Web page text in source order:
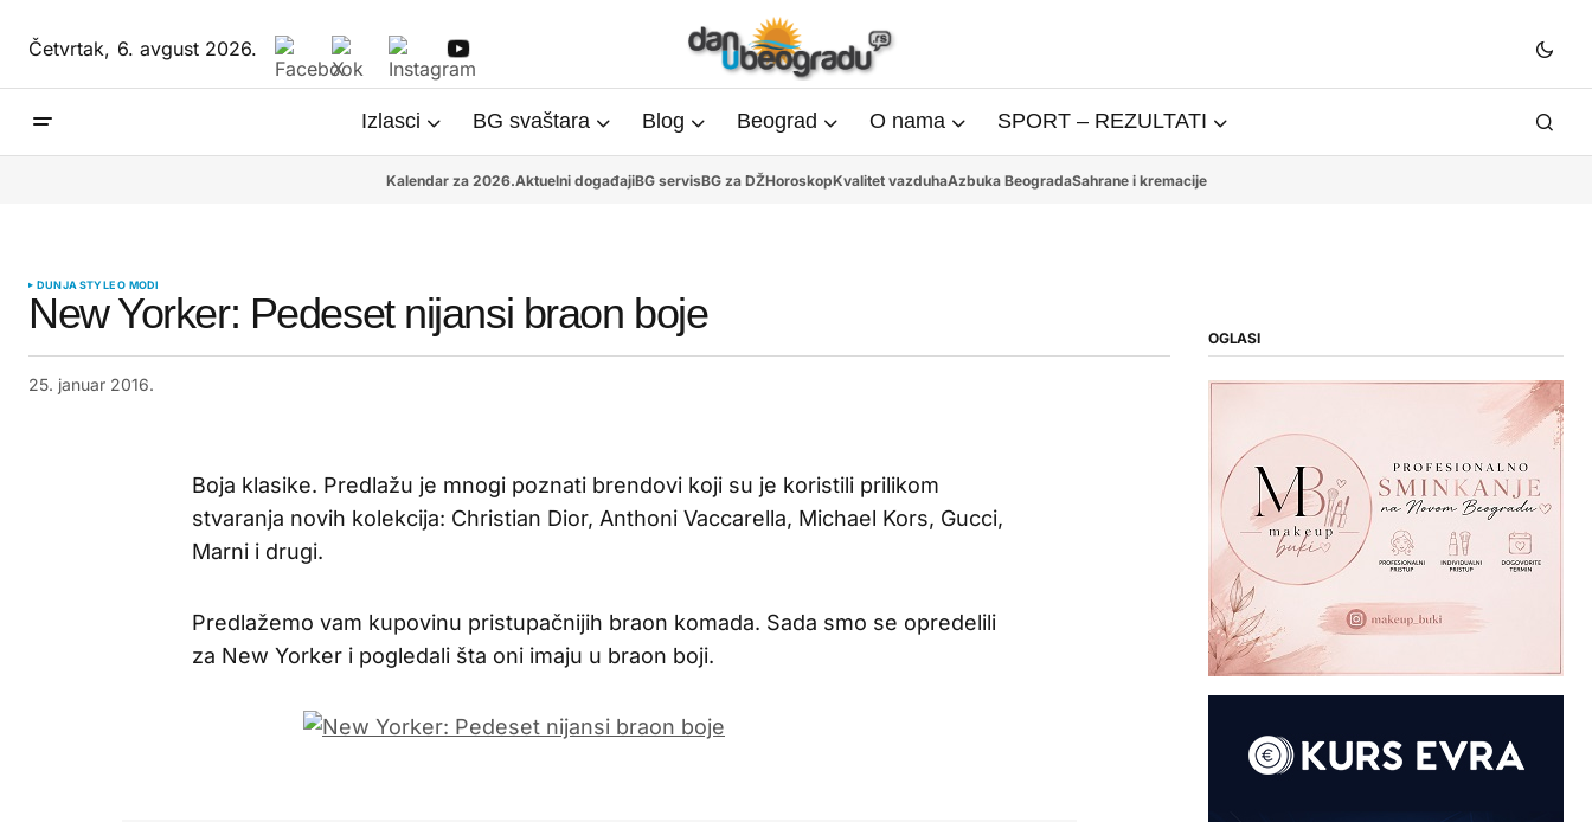
Četvrtak,6. avgust 2026.
Izlasci BG svaštara Blog Beograd O nama SPORT – REZULTATI
Kalendar za 2026.Aktuelni događajiBG servisBG za DŽHoroskopKvalitet vazduhaAzbuka BeogradaSahrane i kremacije
DUNJA STYLE O MODI
New Yorker: Pedeset nijansi braon boje
25. januar 2016.
Boja klasike. Predlažu je mnogi poznati brendovi koji su je koristili prilikom
stvaranja novih kolekcija: Christian Dior, Anthoni Vaccarella, Michael Kors, Gucci,
Marni i drugi.
Predlažemo vam kupovinu pristupačnijih braon komada. Sada smo se opredelili
za New Yorker i pogledali šta oni imaju u braon boji.
OGLASI